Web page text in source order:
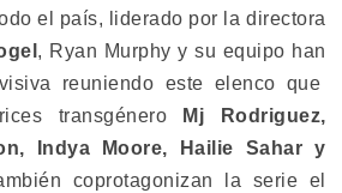
el país, liderado por la directora
, Ryan Murphy y su equipo han
reuniendo este elenco que
transgénero
Mj Rodriguez,
Indya Moore, Hailie Sahar y
coprotagonizan la serie el